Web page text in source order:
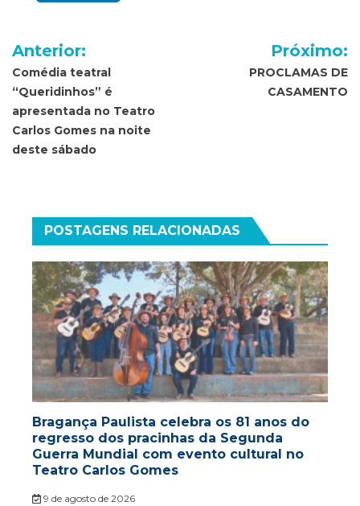
Navegação
de
Post
Anterior:
Comédia teatral
“Queridinhos” é
apresentada no Teatro
Carlos Gomes na noite
deste sábado
Próximo:
PROCLAMAS DE
CASAMENTO
POSTAGENS RELACIONADAS
Bragança Paulista celebra os 81 anos do
regresso dos pracinhas da Segunda
Guerra Mundial com evento cultural no
Teatro Carlos Gomes
9 de agosto de 2026